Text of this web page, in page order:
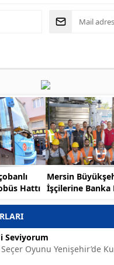
Hattı
Mersin
İşçilerine
Seviyorum
Oyunu Yenişehir’de